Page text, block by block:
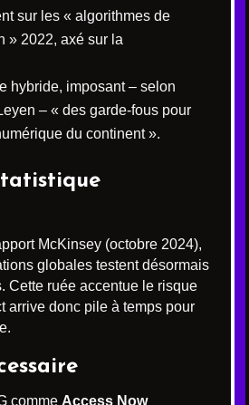
sur les « algorithmes de
» 2022, axé sur la
hybride, imposant – selon
– « des garde-fous pour
du continent ».
McKinsey (octobre 2024),
globales testent désormais
Cette ruée accentue le risque
arrive donc pile à temps pour
comme Access Now